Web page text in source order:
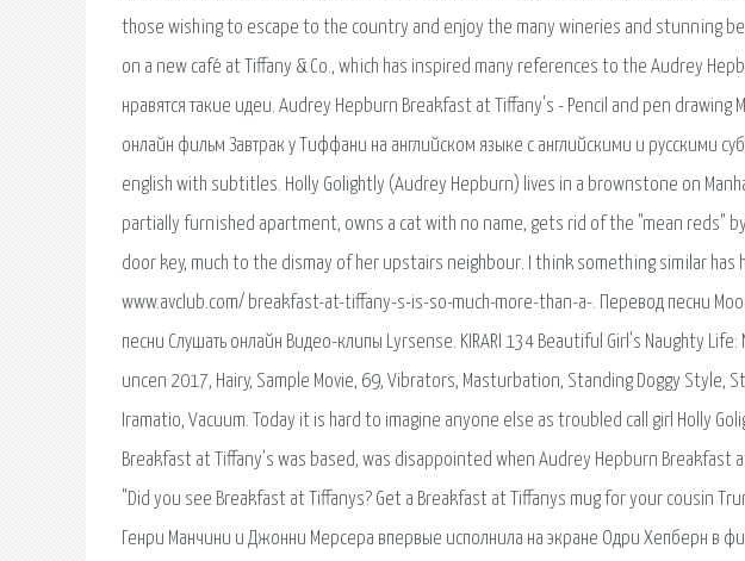
those wishing to escape to the country and enjoy the many wineries and stunning
on a new café at Tiffany & Co., which has inspired many references to the Audrey
нравятся такие идеи. Audrey Hepburn Breakfast at Tiffany's - Pencil and pen drawing
онлайн фильм Завтрак у Тиффани на английском языке с английскими и русскими
english with subtitles. Holly Golightly (Audrey Hepburn) lives in a brownstone on
partially furnished apartment, owns a cat with no name, gets rid of the "mean reds"
door key, much to the dismay of her upstairs neighbour. I think something similar
www.avclub.com/ breakfast-at-tiffany-s-is-so-much-more-than-a-. Перевод песни
песни Слушать онлайн Видео-клипы Lyrsense. KIRARI 134 Beautiful Girl's Naughty
uncen 2017, Hairy, Sample Movie, 69, Vibrators, Masturbation, Standing Doggy Style,
Iramatio, Vacuum. Today it is hard to imagine anyone else as troubled call girl Holly
Breakfast at Tiffany’s was based, was disappointed when Audrey Hepburn
"Did you see Breakfast at Tiffanys? Get a Breakfast at Tiffanys mug for your cousin
Генри Манчини и Джонни Мерсера впервые исполнила на экране Одри Хепберн в